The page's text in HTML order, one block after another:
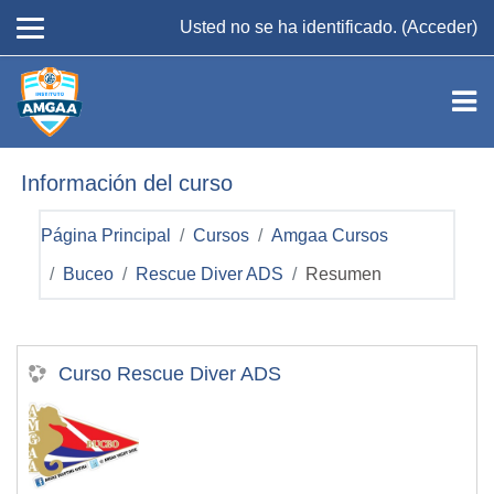
Usted no se ha identificado. (Acceder)
Información del curso
Página Principal Cursos Amgaa Cursos
Buceo Rescue Diver ADS Resumen
Curso Rescue Diver ADS